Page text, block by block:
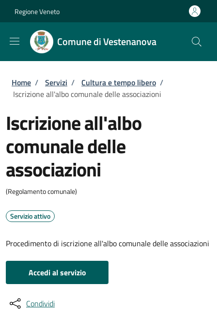
Regione Veneto
Comune di Vestenanova
Briciole di pane
Home / Servizi / Cultura e tempo libero /
Iscrizione all'albo comunale delle associazioni
Iscrizione all'albo
comunale delle
associazioni
(Regolamento comunale)
Servizio attivo
Procedimento di iscrizione all'albo comunale delle associazioni
Accedi al servizio
Condividi